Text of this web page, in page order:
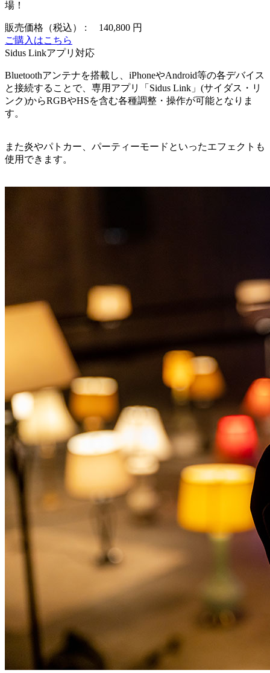
場！
販売価格（税込） :
140,800 円
ご購入はこちら
Sidus Linkアプリ対応
Bluetoothアンテナを搭載し、iPhoneやAndroid等の各デバイス
と接続することで、専用アプリ「Sidus Link」(サイダス・リ
ンク)からRGBやHSを含む各種調整・操作が可能となりま
す。
また炎やパトカー、パーティーモードといったエフェクトも
使用できます。